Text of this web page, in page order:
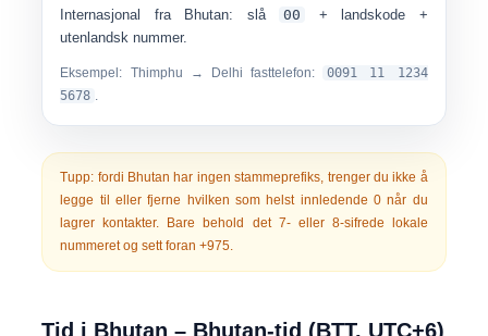
Internasjonal fra Bhutan: slå 00
+ landskode +
utenlandsk nummer.
Eksempel: Thimphu → Delhi fasttelefon:
0091 11 1234
5678 .
Tupp: fordi Bhutan har ingen stammeprefiks, trenger du ikke å
legge til eller fjerne hvilken som helst innledende 0 når du
lagrer kontakter. Bare behold det 7- eller 8-sifrede lokale
nummeret og sett foran+975.
Tid i Bhutan – Bhutan-tid (BTT, UTC+6)